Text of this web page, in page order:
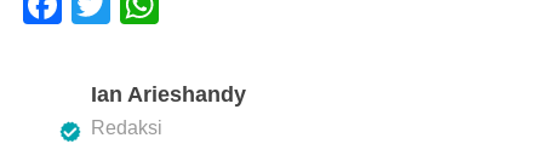
e
tt
er
at
s
Ian Arieshandy
Redaksi